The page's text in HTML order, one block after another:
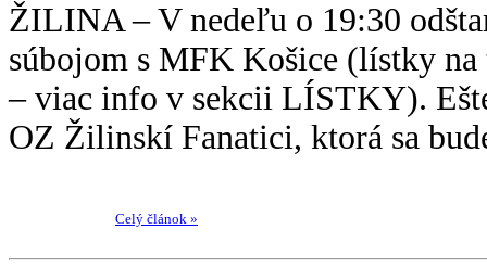
ŽILINA – V nedeľu o 19:30
súbojom s MFK Košice (lístky
– viac info v sekcii LÍSTKY).
OZ Žilinskí Fanatici, ktorá sa
Celý článok »